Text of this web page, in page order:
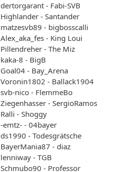
dertorgarant - Fabi-SVB
Highlander - Santander
matzesvb89 - bigbosscalli
Alex_aka_fes - King Loui
Pillendreher - The Miz
kaka-8 - BigB
Goal04 - Bay_Arena
Voronin1802 - Ballack1904
svb-nico - FlemmeBo
Ziegenhasser - SergioRamos
Ralli - Shoggy
-emtz- - 04bayer
ds1990 - Todesgrätsche
BayerMania87 - diaz
lenniway - TGB
Schmubo90 - Professor